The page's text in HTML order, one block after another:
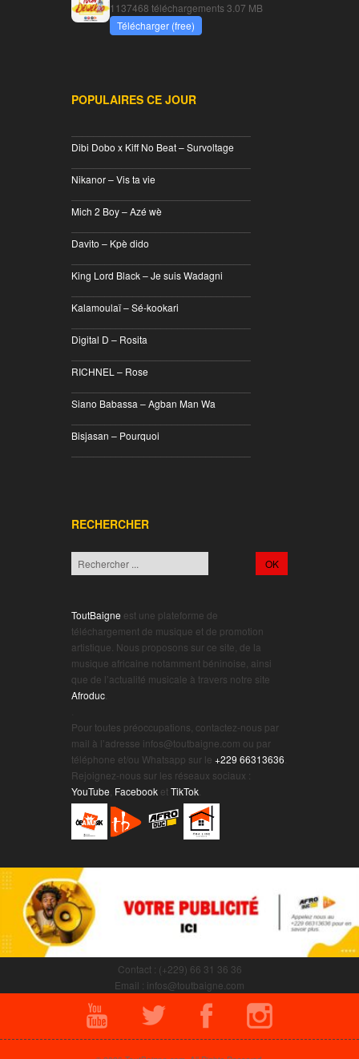
1137468 téléchargements3.07 MB
Télécharger (free)
POPULAIRES CE JOUR
Dibi Dobo x Kiff No Beat – Survoltage
Nikanor – Vis ta vie
Mich 2 Boy – Azé wè
Davito – Kpè dido
King Lord Black – Je suis Wadagni
Kalamoulaï – Sé-kookari
Digital D – Rosita
RICHNEL – Rose
Siano Babassa – Agban Man Wa
Bisjasan – Pourquoi
RECHERCHER
ToutBaigne est une plateforme de
téléchargement de musique et de promotion
artistique. Nous proposons sur ce site, de la
musique africaine notamment béninoise, ainsi
que de l’actualité musicale à travers notre site
Afroduc
Pour toutes préoccupations, contactez-nous par
mail à l’adresse infos@toutbaigne.com ou par
téléphone et/ou Whatsapp sur le +229 66313636
Rejoignez-nous sur les réseaux sociaux :
YouTube Facebook etTikTok
Contact : (+229) 66 31 36 36
Email : infos@toutbaigne.com